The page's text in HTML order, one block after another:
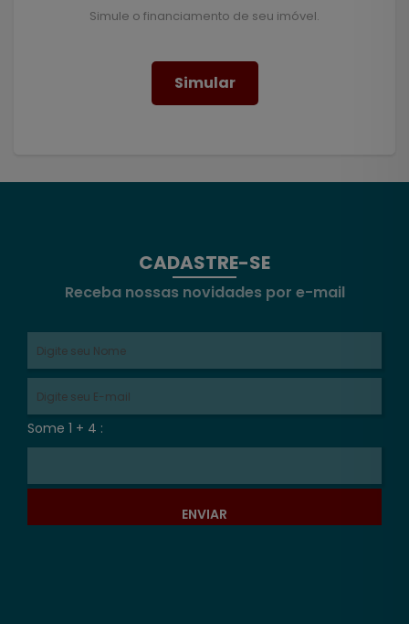
Simule o financiamento de seu imóvel.
Simular
CADASTRE-SE
Receba nossas novidades por e-mail
Some 1 + 4 :
ENVIAR